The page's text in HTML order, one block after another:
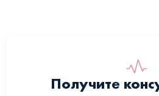
Получите